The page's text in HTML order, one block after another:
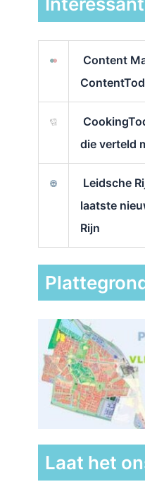
Content
die verteld
Leidsche
laatste
Rijn
Laat het